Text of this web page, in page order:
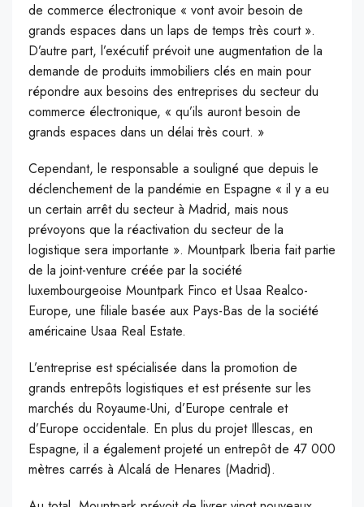
de commerce électronique « vont avoir besoin de
grands espaces dans un laps de temps très court ».
D’autre part, l’exécutif prévoit une augmentation de la
demande de produits immobiliers clés en main pour
répondre aux besoins des entreprises du secteur du
commerce électronique, « qu’ils auront besoin de
grands espaces dans un délai très court. »
Cependant, le responsable a souligné que depuis le
déclenchement de la pandémie en Espagne « il y a eu
un certain arrêt du secteur à Madrid, mais nous
prévoyons que la réactivation du secteur de la
logistique sera importante ». Mountpark Iberia fait partie
de la joint-venture créée par la société
luxembourgeoise Mountpark Finco et Usaa Realco-
Europe, une filiale basée aux Pays-Bas de la société
américaine Usaa Real Estate.
L’entreprise est spécialisée dans la promotion de
grands entrepôts logistiques et est présente sur les
marchés du Royaume-Uni, d’Europe centrale et
d’Europe occidentale. En plus du projet Illescas, en
Espagne, il a également projeté un entrepôt de 47 000
mètres carrés à Alcalá de Henares (Madrid).